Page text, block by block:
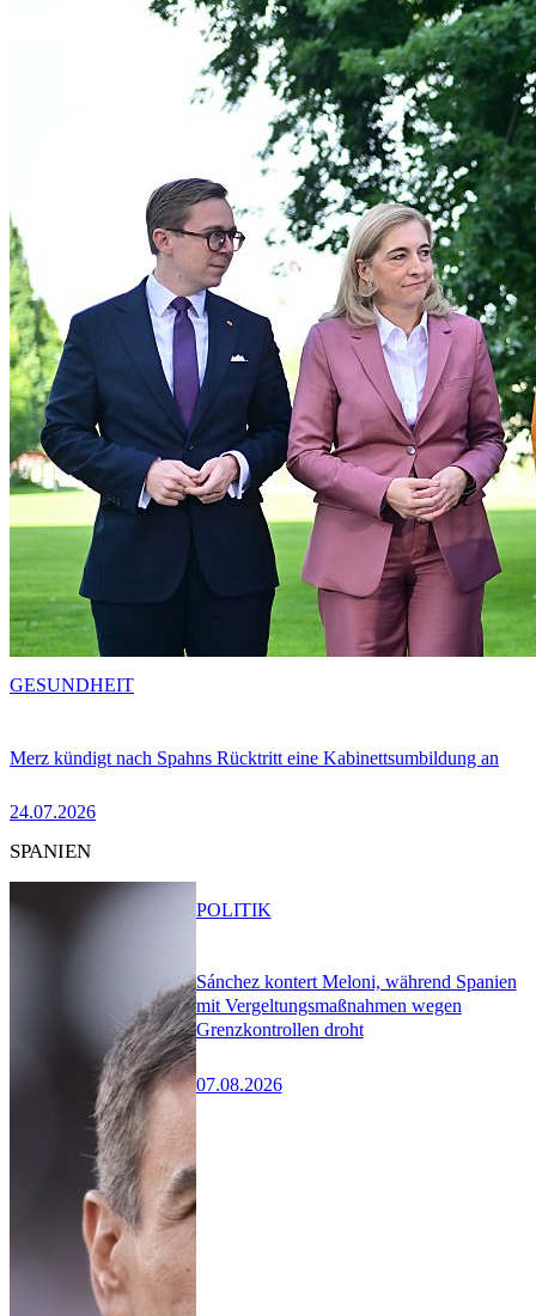
Merz kündigt nach Spahns Rücktritt eine Kabinettsumbildung an
24.07.2026
GESUNDHEIT
SPANIEN
Sánchez kontert Meloni, während Spanien
mit Vergeltungsmaßnahmen wegen
Grenzkontrollen droht
07.08.2026
POLITIK